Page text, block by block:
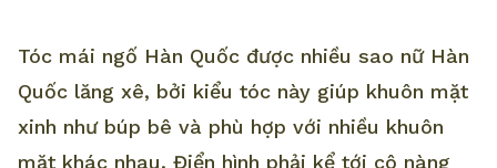
Tóc mái ngố Hàn Quốc được nhiều sao nữ Hàn
Quốc lăng xê, bởi kiểu tóc này giúp khuôn mặt
xinh như búp bê và phù hợp với nhiều khuôn
mặt khác nhau. Điển hình phải kể tới cô nàng